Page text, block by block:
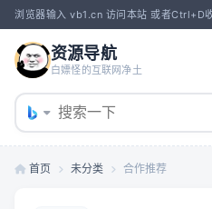
浏览器输入 vb1.cn 访问本站 或者Ctrl+D
资源导航
白嫖怪的互联网净土
首页 未分类 合作推荐